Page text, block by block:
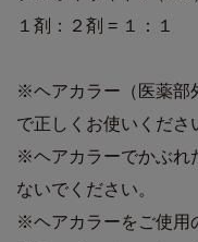
１剤：２剤 = １：１
※ヘアカラー（医薬部
で正しくお使いくださ
※ヘアカラーでかぶれ
ないでください。
※ヘアカラーをご使用